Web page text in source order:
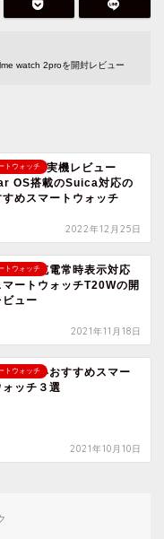
watch 2proを開封レビュー
トウォッチ
watch実機レビュー
OS搭載のSuica対応の
すめスマートウォッチ
2022年12月25日
トウォッチ
ヤレス充電常時表示対応
マートウォッチT20Wの開
ビュー
2021年11月18日
トウォッチ
パの良いおすすめスマー
ォッチ３選
2021年10月10日